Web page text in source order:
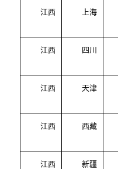
江西 上海
江西 四川
江西 天津
江西 西藏
江西 新疆